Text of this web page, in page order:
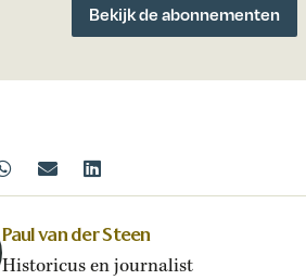
Bekijk de abonnementen
Paul van der Steen
Historicus en journalist